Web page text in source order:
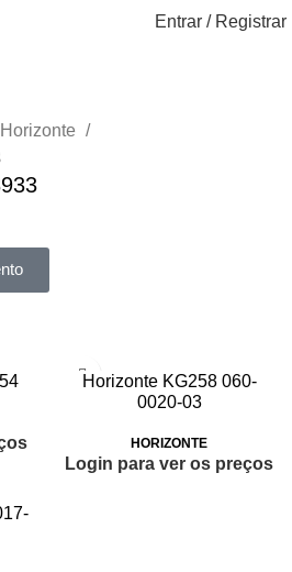
Entrar / Registrar
Horizonte
Horizonte KG258 060-
0020-03
HORIZONTE
Login para ver os preços